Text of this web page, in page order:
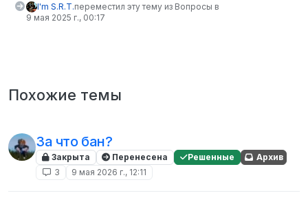
I'm S.R.T.переместил эту тему из Вопросы в
9 мая 2025 г., 00:17
Похожие темы
За что бан?
Закрыта Перенесена Решенные
Архив
3
9 мая 2026 г., 12:11